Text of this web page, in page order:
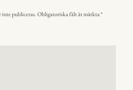
inte publiceras.Obligatoriska fält är märkta*